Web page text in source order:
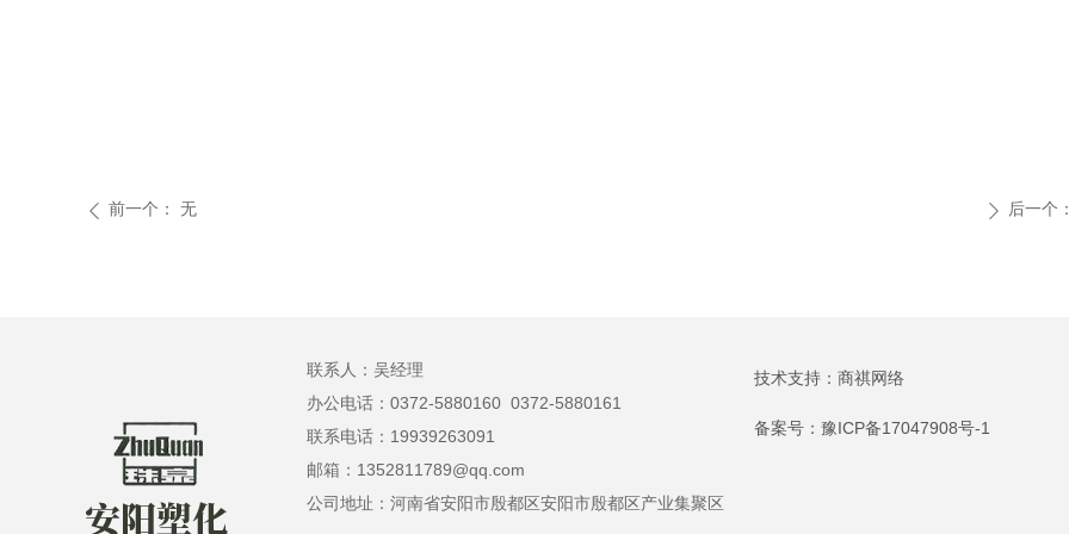
ꄴ 前一个： 无 ꄲ 后一个
联系人：吴经理
办公电话：0372-5880160 0372-5880161
联系电话：19939263091
邮箱：1352811789@qq.com
公司地址：河南省安阳市殷都区安阳市殷都区产业集聚区
技术支持： 商祺网络
备案号： 豫ICP备17047908号-1